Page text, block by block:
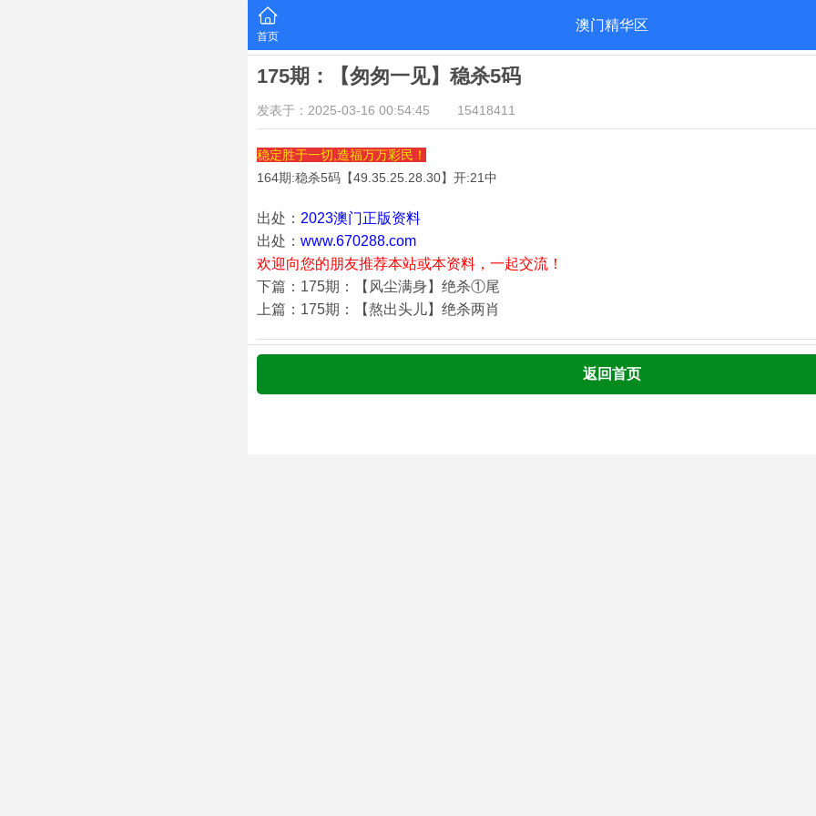
首页
澳门精华区
175期：【匆匆一见】稳杀5码
发表于：2025-03-16 00:54:45 15418411
稳定胜于一切,造福万万彩民！
164期:稳杀5码【49.35.25.28.30】开:21中
出处： 2023澳门正版资料
出处： www.670288.com
欢迎向您的朋友推荐本站或本资料，一起交流！
下篇：175期：【风尘满身】绝杀①尾
上篇：175期：【熬出头儿】绝杀两肖
返回首页